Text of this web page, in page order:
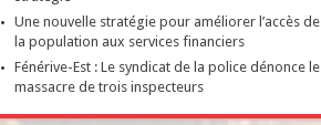
Une nouvelle stratégie pour améliorer l’accès de
la population aux services financiers
Fénérive-Est : Le syndicat de la police dénonce le
massacre de trois inspecteurs